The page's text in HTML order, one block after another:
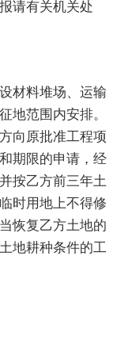
请有关机关处
材料堆场、运输
地范围内安排。
向原批准工程项
期限的申请，经
按乙方前三年土
时用地上不得修
恢复乙方土地的
地耕种条件的工